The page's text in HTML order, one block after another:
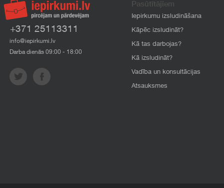
+371 25113311
info@iepirkumi.lv
Darba dienās 09:00 - 18:00
Pasūtītājiem
Iepirkumu izsludināšana
Kāpēc izsludināt?
Kā tas darbojas?
Kā izsludināt?
Vadība un konsultācijas
Atsauksmes